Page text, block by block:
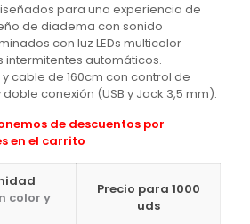
para una experiencia de
de diadema con sonido
con luz LEDs multicolor
automáticos.
cable de 160cm con control de
conexión (USB y Jack 3,5 mm).
de descuentos por
en el carrito
color y
Precio para 1000
uds